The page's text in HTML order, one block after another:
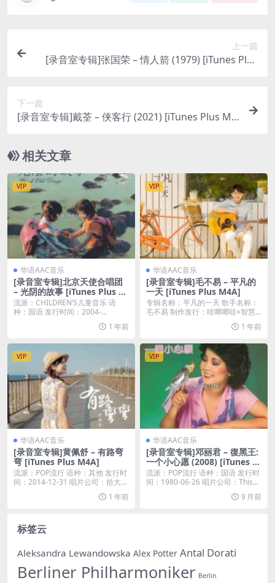
上一篇
[录音室专辑]张国荣 – 情人箭 (1979) [iTunes Plus
下一篇
[录音室专辑]戴荃 – 侠客行 (2021) [iTunes Plus M4
相关文章
VIP
华语AAC音乐
[录音室专辑]北京天使合唱团
– 光阴的故事 [iTunes Plus M
4A]
流派：CHILDREN’S儿童音乐 语
种：国语 发行时间：2004-...
1 年前
VIP
华语AAC音乐
[录音室专辑]毛不易 – 平凡的
一天 [iTunes Plus M4A]
专辑名称：平凡的一天 歌手名称：
毛不易 制作发行：哇唧唧哇×智慧
1 年前
VIP
华语AAC音乐
[录音室专辑]黄佩舒 – 有路弯
弯 [iTunes Plus M4A]
流派：POP流行 语种：其他 发行时
间：2014-12-31 唱片公司：拾大音
1 年前
VIP
华语AAC音乐
[录音室专辑]邓丽君 – 復黑王:
一个小心愿 (2008) [iTunes Pl
us M4A]
流派：POP流行 语种：国语 发行时
间：1980-06-26 唱片公司：This...
9 月前
标签云
Aleksandra Lewandowska Alex Potter Antal Dorati
Berliner Philharmoniker Berlin